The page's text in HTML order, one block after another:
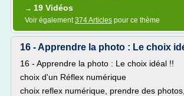
→ 19 Vidéos
Voir également374 Articles pour ce thème
16 - Apprendre la photo : Le choix
16 - Apprendre la photo : Le choix idéal !!
choix d'un Réflex numérique
choix reflex numérique, prendre des photos,